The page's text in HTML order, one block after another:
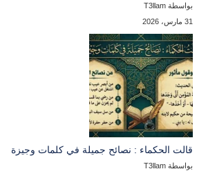
بواسطة T3llam
31 مارس، 2026
قالت الحكماء : نصائح جميلة في كلمات وجيزة
بواسطة T3llam